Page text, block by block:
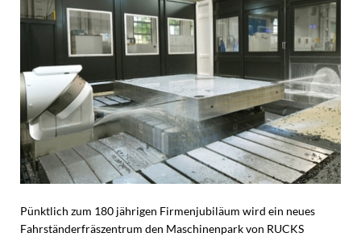
Pünktlich zum 180 jährigen Firmenjubiläum wird ein neues
Fahrständerfräszentrum den Maschinenpark von RUCKS